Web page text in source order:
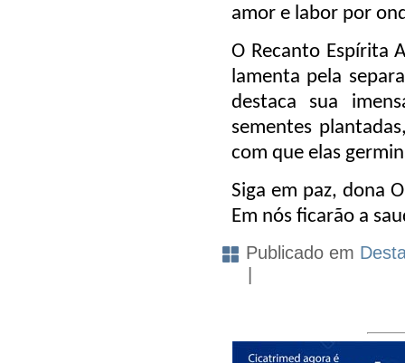
amor e labor por
O Recanto Espírita
lamenta pela
destaca sua
sementes
com que elas
Siga em paz, dona
Em nós ficarão a
Publicado em
|